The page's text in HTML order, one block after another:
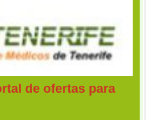
de ofertas para